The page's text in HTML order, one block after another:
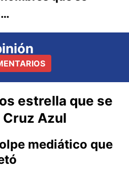
estrella que se
Cruz Azul
mediático que